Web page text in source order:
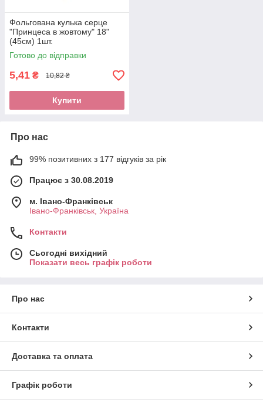
Фольгована кулька серце
"Принцеса в жовтому" 18"
(45см) 1шт.
Готово до відправки
5,41 ₴ 10,82 ₴
Купити
Про нас
99% позитивних з 177 відгуків за рік
Працює з 30.08.2019
м. Івано-Франківськ
Івано-Франківськ, Україна
Контакти
Сьогодні вихідний
Показати весь графік роботи
Про нас
Контакти
Доставка та оплата
Графік роботи